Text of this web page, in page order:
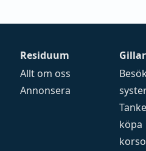
Residuum
Allt om oss
Annonsera
köpa